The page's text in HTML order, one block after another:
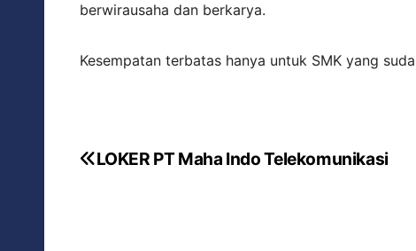
berwirausaha dan berkarya.
Kesempatan terbatas hanya untuk SMK yang
LOKER PT Maha Indo Telekomunikasi